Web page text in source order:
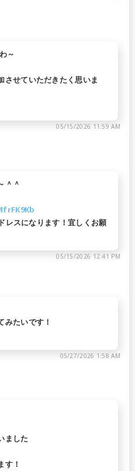
～
させていただきたく思いま
05/15/2026 11:59 AM
＾＾
スになります！宜しくお願
05/15/2026 12:41 PM
みたいです！
05/27/2026 1:58 AM
ました
す！